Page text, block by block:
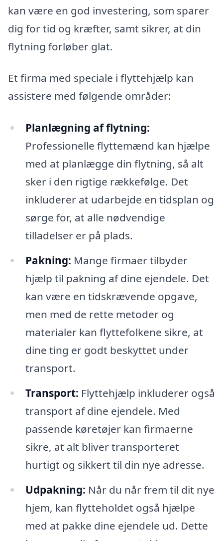
kan være en god investering, som sparer
dig for tid og kræfter, samt sikrer, at din
flytning forløber glat.
Et firma med speciale i flyttehjælp kan
assistere med følgende områder:
Planlægning af flytning:
Professionelle flyttemænd kan hjælpe
med at planlægge din flytning, så alt
sker i den rigtige rækkefølge. Det
inkluderer at udarbejde en tidsplan og
sørge for, at alle nødvendige
tilladelser er på plads.
Pakning: Mange firmaer tilbyder
hjælp til pakning af dine ejendele. Det
kan være en tidskrævende opgave,
men med de rette metoder og
materialer kan flyttefolkene sikre, at
dine ting er godt beskyttet under
transport.
Transport: Flyttehjælp inkluderer også
transport af dine ejendele. Med
passende køretøjer kan firmaerne
sikre, at alt bliver transporteret
hurtigt og sikkert til din nye adresse.
Udpakning: Når du når frem til dit nye
hjem, kan flytteholdet også hjælpe
med at pakke dine ejendele ud. Dette